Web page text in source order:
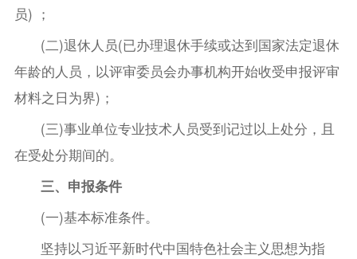
员) ；
(二)退休人员(已办理退休手续或达到国家法定退休
年龄的人员，以评审委员会办事机构开始收受申报评审
材料之日为界)；
(三)事业单位专业技术人员受到记过以上处分，且
在受处分期间的。
三、申报条件
(一)基本标准条件。
坚持以习近平新时代中国特色社会主义思想为指